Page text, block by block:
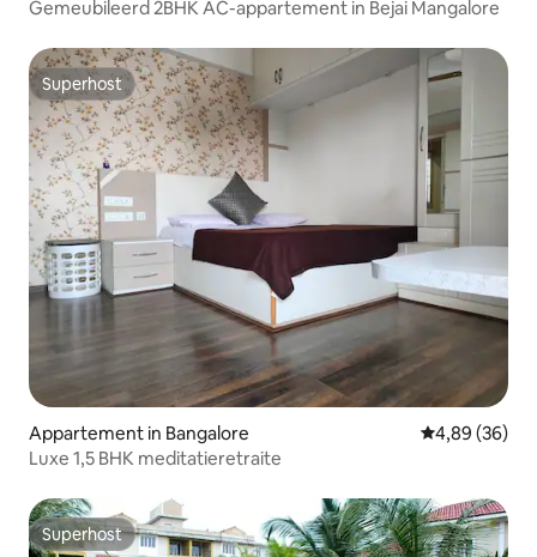
Gemeubileerd 2BHK AC-appartement in Bejai Mangalore
Superhost
Superhost
Appartement in Bangalore Gemiddelde
4,89 (36)
Luxe 1,5 BHK meditatieretraite
Superhost
Superhost